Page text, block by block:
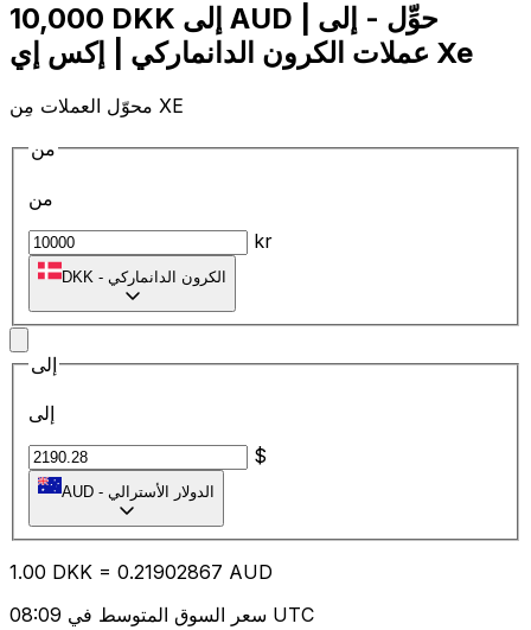
10,000 DKK إلى AUD | حوِّل - إلى
عملات الكرون الدانماركي | إكس إي Xe
محوّل العملات مِن XE
من
من
kr
DKK - الكرون الدانماركي
إلى
إلى
$
AUD - الدولار الأسترالي
1.00 DKK = 0.21902867 AUD
سعر السوق المتوسط في 08:09 UTC